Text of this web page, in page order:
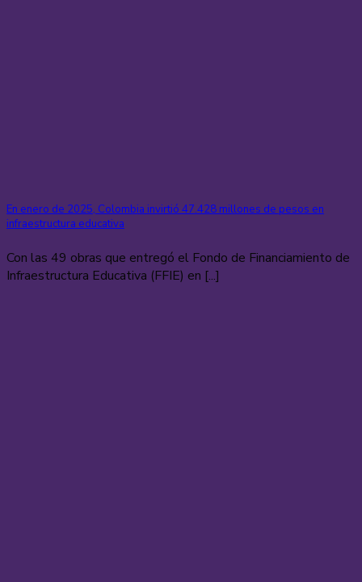
En enero de 2025, Colombia invirtió 47.428 millones de pesos en
infraestructura educativa
Con las 49 obras que entregó el Fondo de Financiamiento de
Infraestructura Educativa (FFIE) en [...]